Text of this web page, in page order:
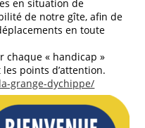
en situation de
de notre gîte, afin de
en toute
chaque « handicap »
points d’attention.
grange-dychippe/